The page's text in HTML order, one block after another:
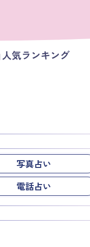
人気ランキング
写真占い
電話占い